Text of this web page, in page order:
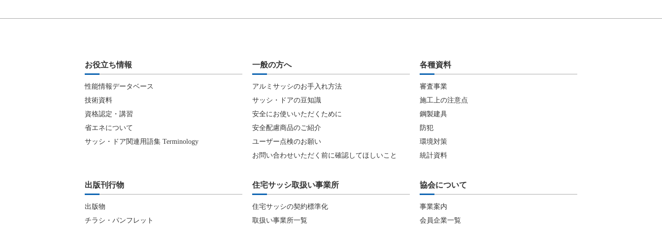
お役立ち情報
性能情報データベース
技術資料
資格認定・講習
省エネについて
サッシ・ドア関連用語集 Terminology
一般の方へ
アルミサッシのお手入れ方法
サッシ・ドアの豆知識
安全にお使いいただくために
安全配慮商品のご紹介
ユーザー点検のお願い
お問い合わせいただく前に確認してほしいこと
各種資料
審査事業
施工上の注意点
鋼製建具
防犯
環境対策
統計資料
出版刊行物
出版物
チラシ・パンフレット
住宅サッシ取扱い事業所
住宅サッシの契約標準化
取扱い事業所一覧
協会について
事業案内
会員企業一覧